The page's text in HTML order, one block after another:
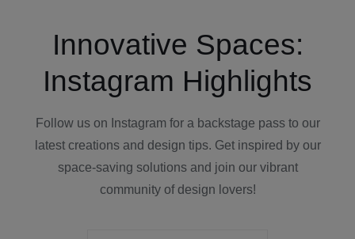
Innovative Spaces:
Instagram Highlights
Follow us on Instagram for a backstage pass to our
latest creations and design tips. Get inspired by our
space-saving solutions and join our vibrant
community of design lovers!